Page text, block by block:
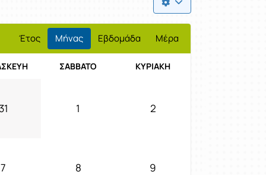
Έτος Μήνας Εβδομάδα Μέρα
ΣΆΒΒΑΤΟ ΚΥΡΙΑΚΉ
1 2
7 8 9